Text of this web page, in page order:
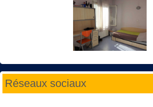
Réseaux sociaux